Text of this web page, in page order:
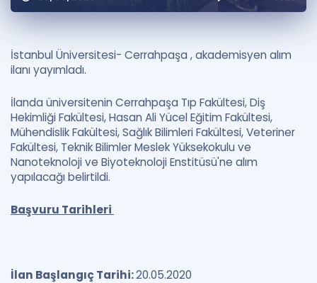
Puan Hesaplama
ÖSYM Sınav Takvimi
Kampanyalar
Blog
İngilizce Gramer
İstanbul Üniversitesi- Cerrahpaşa , akademisyen alım
ilanı yayımladı.
İlanda üniversitenin Cerrahpaşa Tıp Fakültesi, Diş
Hekimliği Fakültesi, Hasan Ali Yücel Eğitim Fakültesi,
Mühendislik Fakültesi, Sağlık Bilimleri Fakültesi, Veteriner
Fakültesi, Teknik Bilimler Meslek Yüksekokulu ve
Nanoteknoloji ve Biyoteknoloji Enstitüsü'ne alım
yapılacağı belirtildi.
Başvuru Tarihleri
İlan Başlangıç Tarihi:20.05.2020